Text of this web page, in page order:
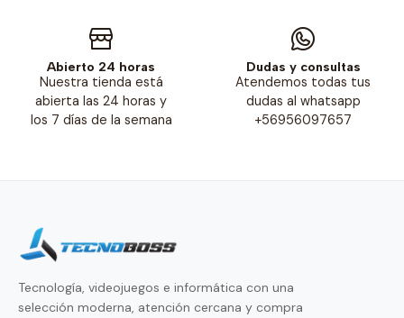
Abierto 24 horas
Nuestra tienda está
abierta las 24 horas y
los 7 días de la semana
Dudas y consultas
Atendemos todas tus
dudas al whatsapp
+56956097657
Tecnología, videojuegos e informática con una
selección moderna, atención cercana y compra